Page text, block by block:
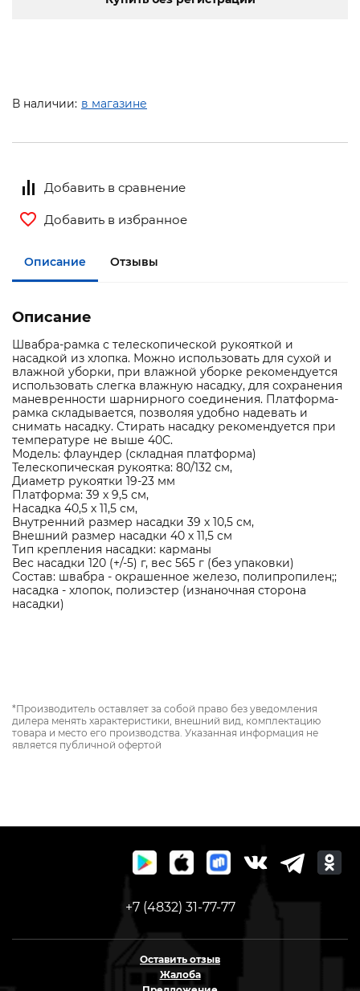
В наличии: в магазине
Добавить в сравнение
Добавить в избранное
Описание Отзывы
Описание
Швабра-рамка с телескопической рукояткой и
насадкой из хлопка. Можно использовать для сухой и
влажной уборки, при влажной уборке рекомендуется
использовать слегка влажную насадку, для сохранения
маневренности шарнирного соединения. Платформа-
рамка складывается, позволяя удобно надевать и
снимать насадку. Стирать насадку рекомендуется при
температуре не выше 40С.
Модель: флаундер (складная платформа)
Телескопическая рукоятка: 80/132 см,
Диаметр рукоятки 19-23 мм
Платформа: 39 х 9,5 см,
Насадка 40,5 х 11,5 см,
Внутренний размер насадки 39 х 10,5 см,
Внешний размер насадки 40 х 11,5 см
Тип крепления насадки: карманы
Вес насадки 120 (+/-5) г, вес 565 г (без упаковки)
Состав: швабра - окрашенное железо, полипропилен;;
насадка - хлопок, полиэстер (изнаночная сторона
насадки)
*Производитель оставляет за собой право без уведомления
дилера менять характеристики, внешний вид, комплектацию
товара и место его производства. Указанная информация не
является публичной офертой
+7 (4832) 31-77-77
Оставить отзыв
Жалоба